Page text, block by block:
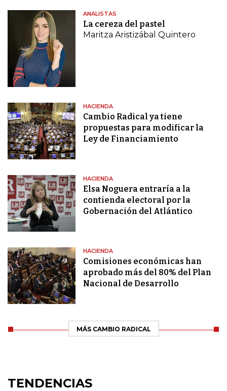
ANALISTAS
La cereza del pastel
Maritza Aristizábal Quintero
HACIENDA
Cambio Radical ya tiene
propuestas para modificar la
Ley de Financiamiento
HACIENDA
Elsa Noguera entraría a la
contienda electoral por la
Gobernación del Atlántico
HACIENDA
Comisiones económicas han
aprobado más del 80% del Plan
Nacional de Desarrollo
MÁS CAMBIO RADICAL
TENDENCIAS